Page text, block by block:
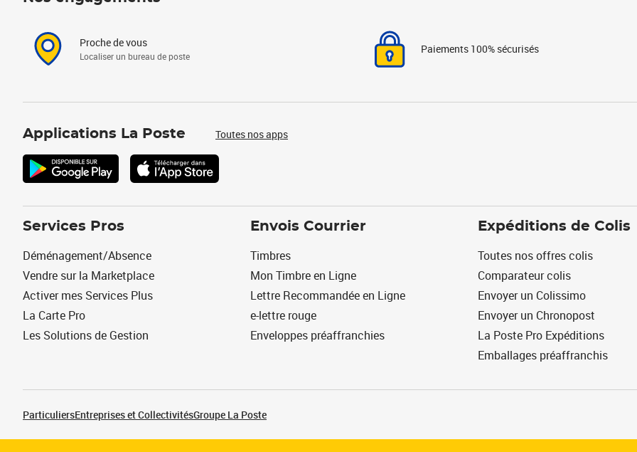
Proche de vous
Localiser un bureau de poste
Paiements 100% sécurisés
Applications La Poste Toutes nos apps
Services Pros
Déménagement/Absence
Vendre sur la Marketplace
Activer mes Services Plus
La Carte Pro
Les Solutions de Gestion
Envois Courrier
Timbres
Mon Timbre en Ligne
Lettre Recommandée en Ligne
e-lettre rouge
Enveloppes préaffranchies
Expéditions de Colis
Toutes nos offres colis
Comparateur colis
Envoyer un Colissimo
Envoyer un Chronopost
La Poste Pro Expéditions
Emballages préaffranchis
ParticuliersEntreprises et CollectivitésGroupe La Poste